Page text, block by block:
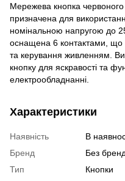
Мережева кнопка
призначена для
номінальною напругою до
оснащена 6 контактами, що
та керування живленням.
кнопку для яскравості та
електрообладнанні.
Характеристики
Наявність
В
Бренд
Без
Тип
Кнопки